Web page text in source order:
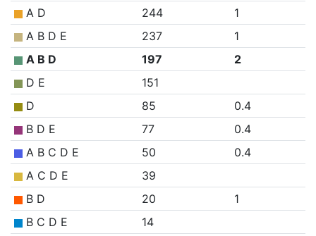
A D
244
1
A B D E
237
1
A B D
197
2
D E
151
D
85
0.4
B D E
77
0.4
A B C D E
50
0.4
A C D E
39
B D
20
1
B C D E
14